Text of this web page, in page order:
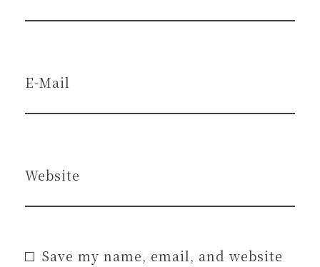
E-Mail
Website
Save my name, email, and website